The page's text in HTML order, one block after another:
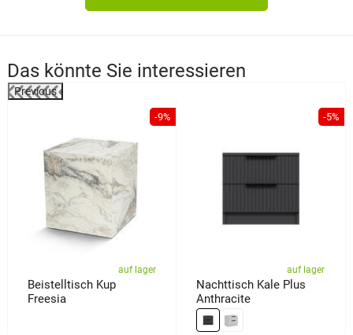
Das könnte Sie interessieren
Previous
-9%
auf lager
Beistelltisch Kup
Freesia
-5%
auf lager
Nachttisch Kale Plus
Anthracite